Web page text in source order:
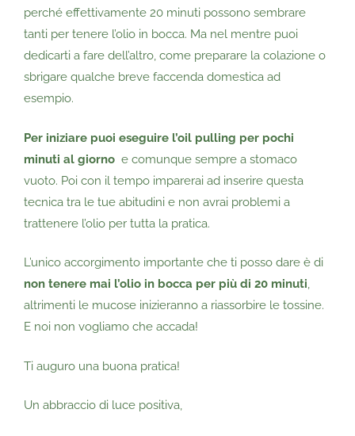
perché effettivamente 20 minuti possono sembrare
tanti per tenere l’olio in bocca. Ma nel mentre puoi
dedicarti a fare dell’altro, come preparare la colazione o
sbrigare qualche breve faccenda domestica ad
esempio.
Per iniziare puoi eseguire l’oil pulling per pochi
minuti al giorno e comunque sempre a stomaco
vuoto. Poi con il tempo imparerai ad inserire questa
tecnica tra le tue abitudini e non avrai problemi a
trattenere l’olio per tutta la pratica.
L’unico accorgimento importante che ti posso dare è di
non tenere mai l’olio in bocca per più di 20 minuti,
altrimenti le mucose inizieranno a riassorbire le tossine.
E noi non vogliamo che accada!
Ti auguro una buona pratica!
Un abbraccio di luce positiva,